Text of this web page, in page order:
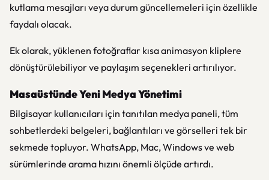
kutlama mesajları veya durum güncellemeleri için özellikle
faydalı olacak.
Ek olarak, yüklenen fotoğraflar kısa animasyon kliplere
dönüştürülebiliyor ve paylaşım seçenekleri artırılıyor.
Masaüstünde Yeni Medya Yönetimi
Bilgisayar kullanıcıları için tanıtılan medya paneli, tüm
sohbetlerdeki belgeleri, bağlantıları ve görselleri tek bir
sekmede topluyor. WhatsApp, Mac, Windows ve web
sürümlerinde arama hızını önemli ölçüde artırdı.